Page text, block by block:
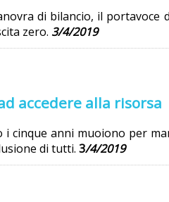
di bilancio, il portavoce
zero. 3/4/2019
accedere alla risorsa
anni muoiono per
di tutti. 3/4/2019